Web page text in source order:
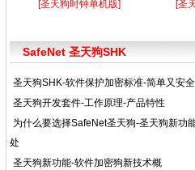
[圣天狗时钟单机版] [圣
SafeNet 圣天狗SHK
圣天狗SHK-软件保护加密标准-简单又安
圣天狗开发套件-工作原理-产品特性
为什么要选择SafeNet圣天狗-圣天狗新功
处
圣天狗新功能-软件加密狗新技术概